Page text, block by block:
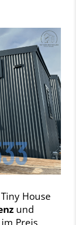
House
und
Preis